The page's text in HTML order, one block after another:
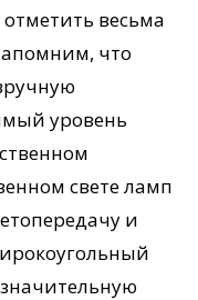
весьма
что
уровень
свете ламп
и